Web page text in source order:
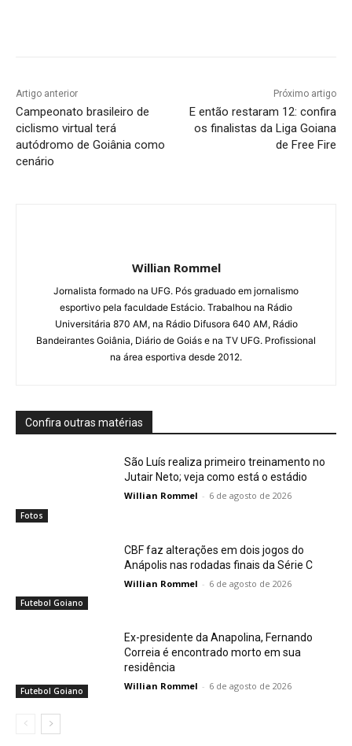
Artigo anterior
Campeonato brasileiro de
ciclismo virtual terá
autódromo de Goiânia como
cenário
Próximo artigo
E então restaram 12: confira
os finalistas da Liga Goiana
de Free Fire
Willian Rommel
Jornalista formado na UFG. Pós graduado em jornalismo
esportivo pela faculdade Estácio. Trabalhou na Rádio
Universitária 870 AM, na Rádio Difusora 640 AM, Rádio
Bandeirantes Goiânia, Diário de Goiás e na TV UFG. Profissional
na área esportiva desde 2012.
Confira outras matérias
Fotos
São Luís realiza primeiro treinamento no
Jutair Neto; veja como está o estádio
Willian Rommel - 6 de agosto de 2026
Futebol Goiano
CBF faz alterações em dois jogos do
Anápolis nas rodadas finais da Série C
Willian Rommel - 6 de agosto de 2026
Futebol Goiano
Ex-presidente da Anapolina, Fernando
Correia é encontrado morto em sua
residência
Willian Rommel - 6 de agosto de 2026